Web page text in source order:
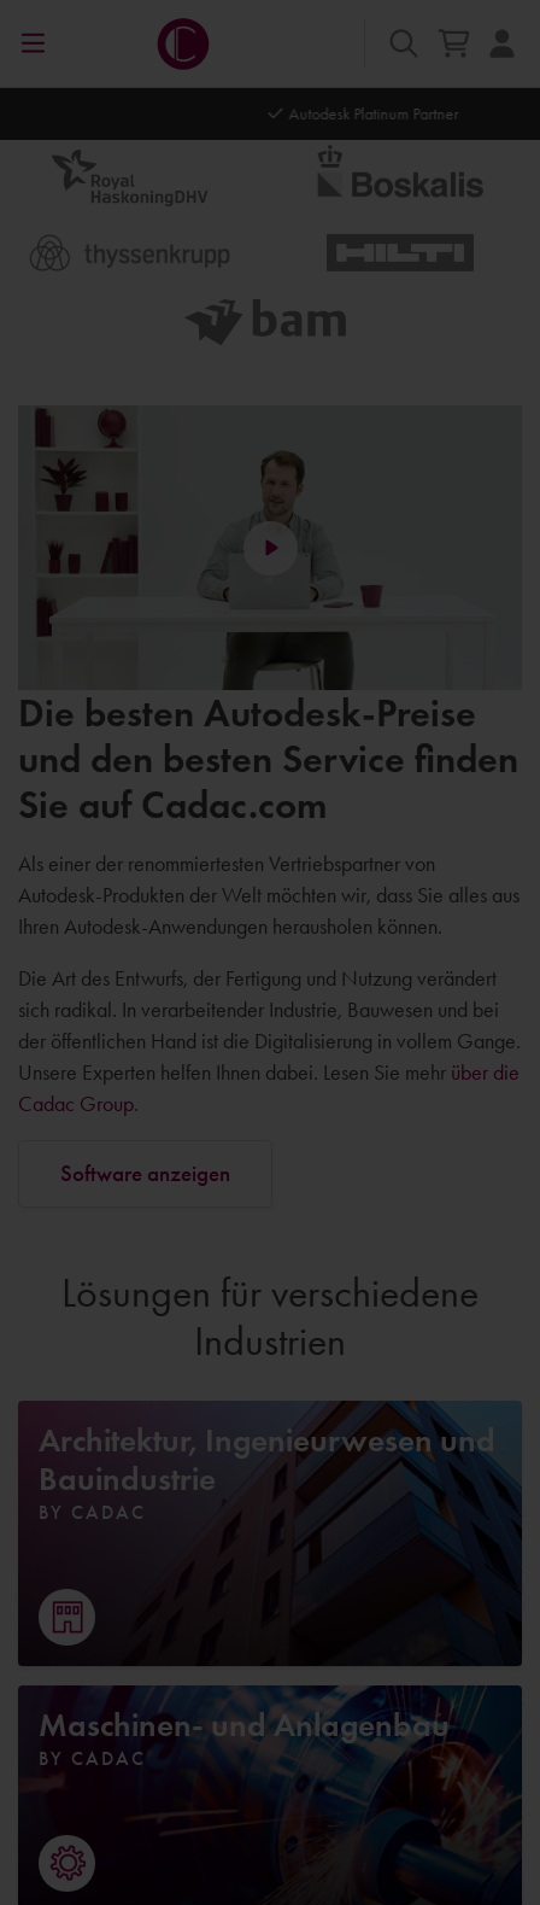
Die besten Autodesk-Preise
und den besten Service finden
Sie auf Cadac.com
Als einer der renommiertesten Vertriebspartner von
Autodesk-Produkten der Welt möchten wir, dass Sie alles aus
Ihren Autodesk-Anwendungen herausholen können.
Die Art des Entwurfs, der Fertigung und Nutzung verändert
sich radikal. In verarbeitender Industrie, Bauwesen und bei
der öffentlichen Hand ist die Digitalisierung in vollem Gange.
Unsere Experten helfen Ihnen dabei. Lesen Sie mehr über die
Cadac Group.
Software anzeigen
Lösungen für verschiedene
Industrien
Architektur, Ingenieurwesen und
Bauindustrie
BY CADAC
Maschinen- und Anlagenbau
BY CADAC